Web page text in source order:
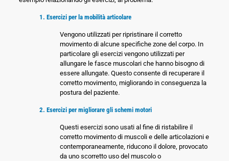
1. Esercizi per la mobilità articolare
Vengono utilizzati per ripristinare il corretto
movimento di alcune specifiche zone del corpo. In
particolare gli esercizi vengono utilizzati per
allungare le fasce muscolari che hanno bisogno di
essere allungate. Questo consente di recuperare il
corretto movimento, migliorando in conseguenza la
postura del paziente.
2. Esercizi per migliorare gli schemi motori
Questi esercizi sono usati al fine di ristabilire il
corretto movimento di muscoli e delle articolazioni e
contemporaneamente, riducono il dolore, provocato
da uno scorretto uso del muscolo o